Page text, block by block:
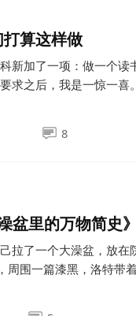
算这样做
新加了一项：做一个
求之后，我是一惊一
8
盆里的万物简史
拉了一个大澡盆，放
周围一篇漆黑，洛特带